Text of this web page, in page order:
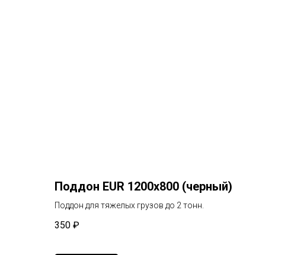
Поддон EUR 1200х800 (черный)
Поддон для тяжелых грузов до 2 тонн.
350 ₽